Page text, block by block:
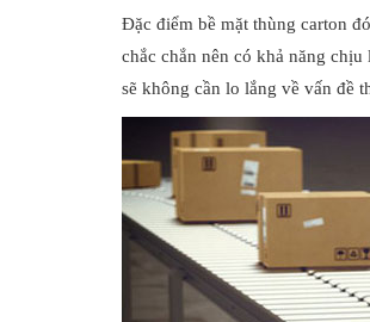
Đặc điểm bề mặt thùng carton
chắc chắn nên có khả năng
sẽ không cần lo lắng về vấn đề